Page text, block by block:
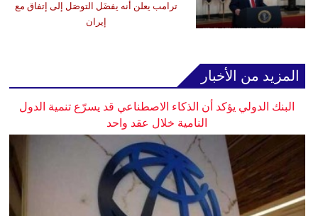
ترامب يعلن أنه يفضَل التوصَل إلى إتفاق مع
إيران
المزيد من الأخبار
البنك الدولي يؤكد أن الذكاء الاصطناعي قد يسرّع تنمية الدول
النامية خلال عقد واحد